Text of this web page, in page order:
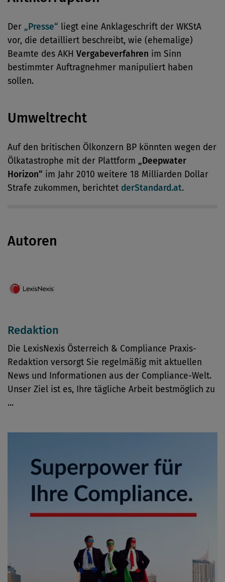
Der „Presse“ liegt eine Anklageschrift der WKStA
vor, die detailliert beschreibt, wie (ehemalige)
Beamte des AKH Vergabeverfahren im Sinn
bestimmter Auftragnehmer manipuliert haben
sollen.
Umweltrecht
Auf den britischen Ölkonzern BP könnten wegen der
Ölkatastrophe mit der Plattform „Deepwater
Horizon“ im Jahr 2010 weitere 18 Milliarden Dollar
Strafe zukommen, berichtet derStandard.at.
Autoren
Redaktion
Die LexisNexis Österreich & Compliance Praxis-
Redaktion versorgt Sie regelmäßig mit aktuellen
News und Informationen aus der Compliance-Welt.
Unser Ziel ist es, Ihre tägliche Arbeit bestmöglich zu
...